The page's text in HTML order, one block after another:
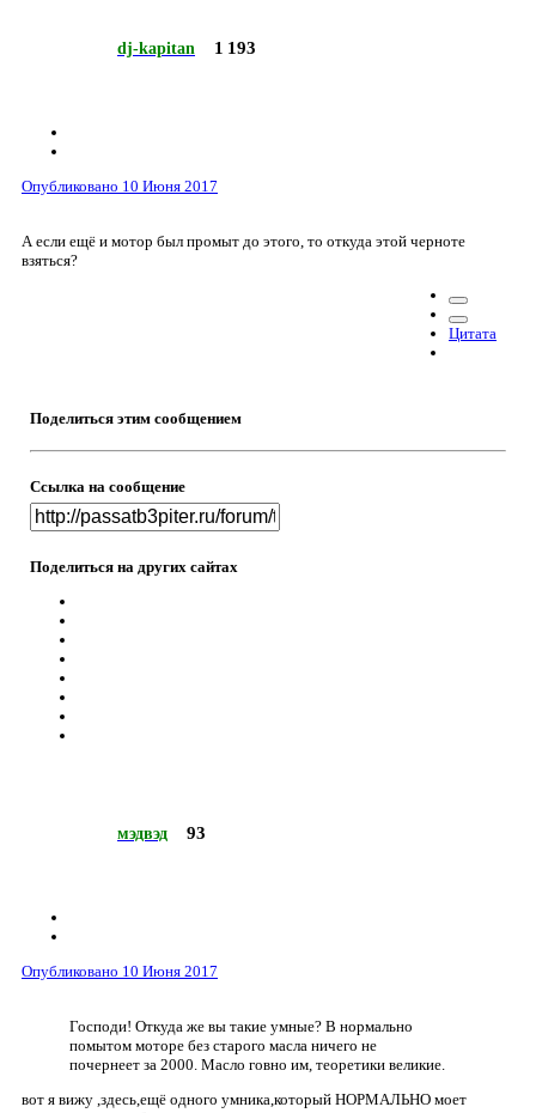
dj-kapitan 1 193
Опубликовано 10 Июня 2017
А если ещё и мотор был промыт до этого, то откуда этой черноте
взяться?
Цитата
Поделиться этим сообщением
Ссылка на сообщение
Поделиться на других сайтах
мэдвэд 93
Опубликовано 10 Июня 2017
Господи! Откуда же вы такие умные? В нормально
помытом моторе без старого масла ничего не
почернеет за 2000. Масло говно им, теоретики великие.
вот я вижу ,здесь,ещё одного умника,который НОРМАЛЬНО моет